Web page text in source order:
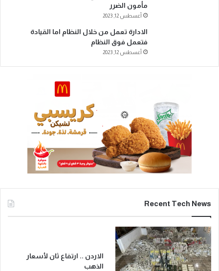
مأمون الضرر
أغسطس 12, 2023
الادارة تعمل من خلال النظام اما القيادة
فتعمل فوق النظام
أغسطس 12, 2023
Recent Tech News
الاردن .. ارتفاع ثان لأسعار
الذهب